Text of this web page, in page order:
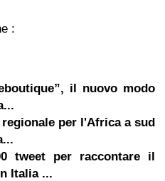
:
il nuovo modo
per l'Africa a sud
tweet per raccontare il
Italia ...